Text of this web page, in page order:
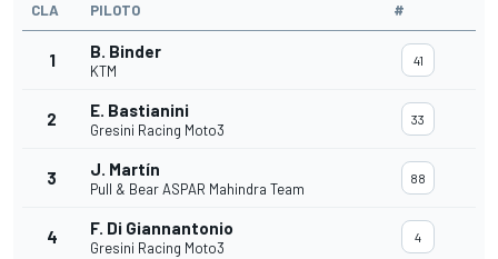
CLA PILOTO #
1 B. Binder
KTM
41
2 E. Bastianini
Gresini Racing Moto3
33
3 J. Martín
Pull & Bear ASPAR Mahindra Team
88
4 F. Di Giannantonio
Gresini Racing Moto3
4